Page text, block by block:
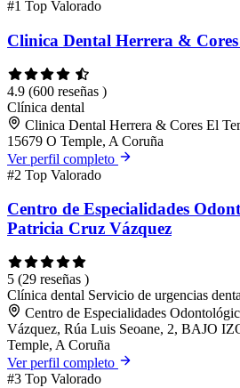
#1 Top Valorado
Clinica Dental Herrera &
4.9 (600 reseñas )
Clínica dental
Clinica Dental Herrera & Cores El
15679 O Temple, A Coruña
Ver perfil completo
#2 Top Valorado
Centro de Especialidades
Patricia Cruz Vázquez
5 (29 reseñas )
Clínica dental Servicio de urgencias
Centro de Especialidades
Vázquez, Rúa Luis Seoane, 2, BAJO
Temple, A Coruña
Ver perfil completo
#3 Top Valorado